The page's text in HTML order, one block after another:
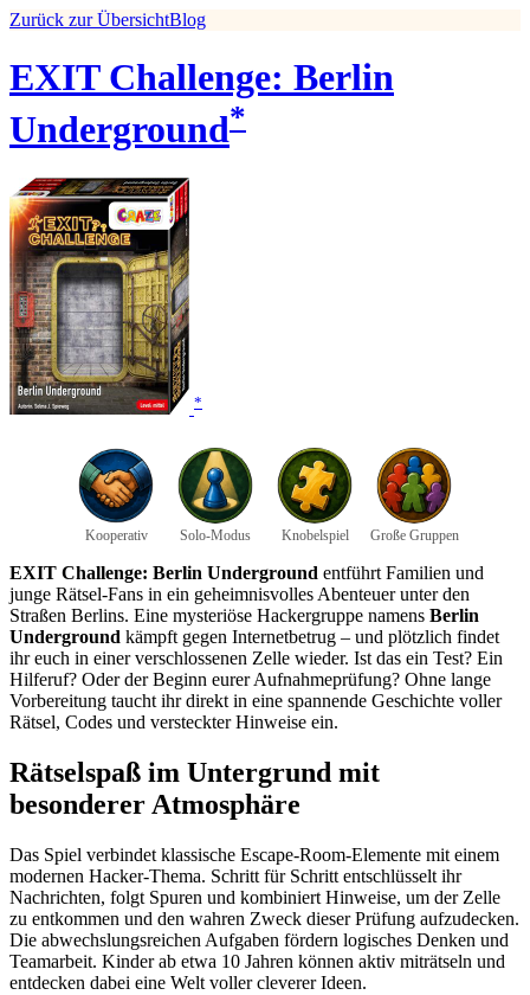
Zurück zur ÜbersichtBlog
EXIT Challenge: Berlin
Underground*
*
Kooperativ Solo-Modus Knobelspiel Große Gruppen
EXIT Challenge: Berlin Underground entführt Familien und
junge Rätsel-Fans in ein geheimnisvolles Abenteuer unter den
Straßen Berlins. Eine mysteriöse Hackergruppe namens Berlin
Underground kämpft gegen Internetbetrug – und plötzlich findet
ihr euch in einer verschlossenen Zelle wieder. Ist das ein Test? Ein
Hilferuf? Oder der Beginn eurer Aufnahmeprüfung? Ohne lange
Vorbereitung taucht ihr direkt in eine spannende Geschichte voller
Rätsel, Codes und versteckter Hinweise ein.
Rätselspaß im Untergrund mit
besonderer Atmosphäre
Das Spiel verbindet klassische Escape-Room-Elemente mit einem
modernen Hacker-Thema. Schritt für Schritt entschlüsselt ihr
Nachrichten, folgt Spuren und kombiniert Hinweise, um der Zelle
zu entkommen und den wahren Zweck dieser Prüfung aufzudecken.
Die abwechslungsreichen Aufgaben fördern logisches Denken und
Teamarbeit. Kinder ab etwa 10 Jahren können aktiv miträtseln und
entdecken dabei eine Welt voller cleverer Ideen.